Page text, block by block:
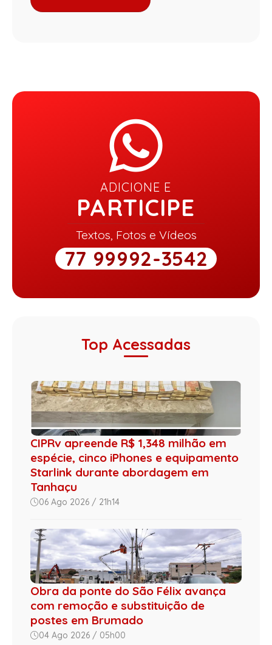
ADICIONE E
PARTICIPE
Textos, Fotos e Vídeos
77 99992-3542
Top Acessadas
CIPRv apreende R$ 1,348 milhão em
espécie, cinco iPhones e equipamento
Starlink durante abordagem em
Tanhaçu
06 Ago 2026 / 21h14
Obra da ponte do São Félix avança
com remoção e substituição de
postes em Brumado
04 Ago 2026 / 05h00